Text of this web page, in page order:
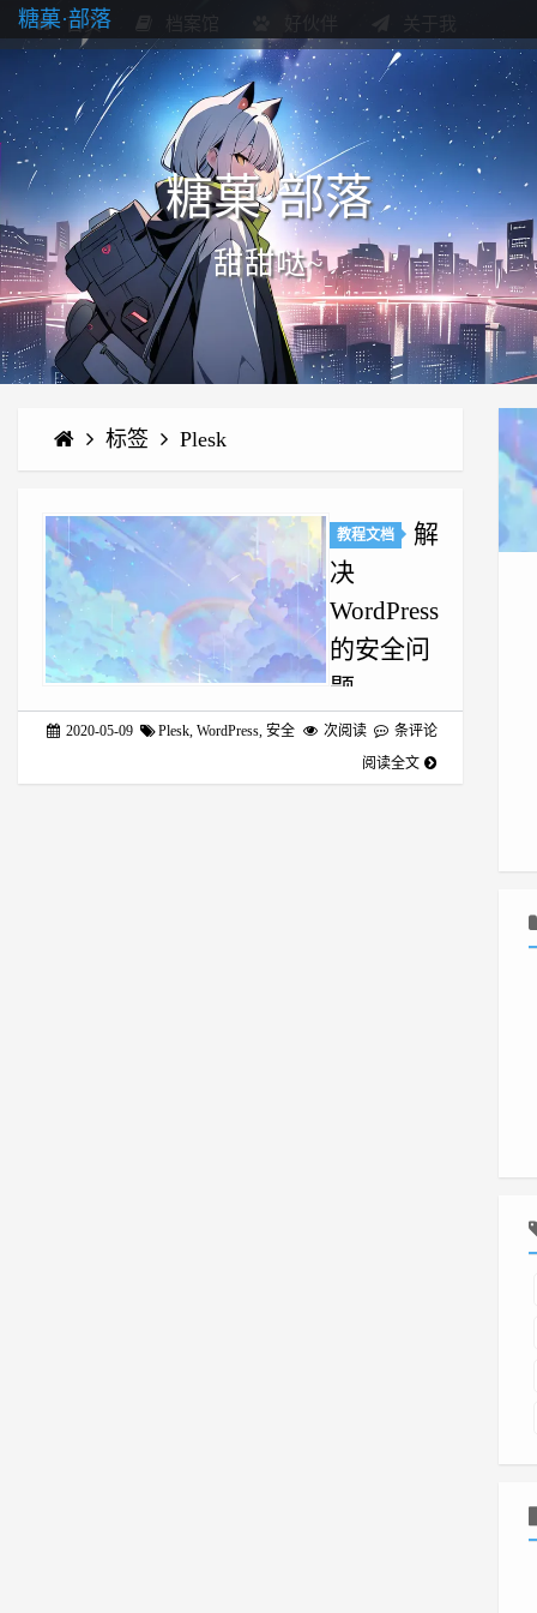
首页
糖菓·部落
糖菓·部落
甜甜哒~
标签 Plesk
教程文档
解
决
WordPress
的安全问
题
plesk是个好
面板，好就好
2020-05-09 Plesk,WordPress,安全 次阅读
条评论
阅读全文